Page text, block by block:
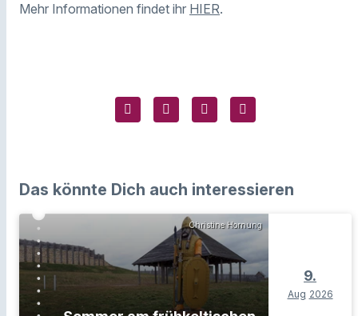
Mehr Informationen findet ihr HIER.
Das könnte Dich auch interessieren
Christine Hornung
9.
Aug 2026